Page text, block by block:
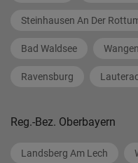
Steinhausen An Der
Bad Waldsee
Ravensburg
Reg.-Bez. Oberbayern
Landsberg Am Lech